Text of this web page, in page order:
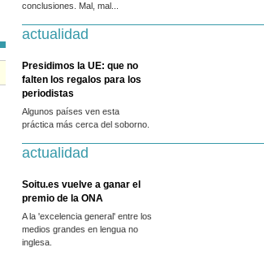
conclusiones. Mal, mal...
actualidad
Presidimos la UE: que no
falten los regalos para los
periodistas
Algunos países ven esta
práctica más cerca del soborno.
actualidad
Soitu.es vuelve a ganar el
premio de la ONA
A la 'excelencia general' entre los
medios grandes en lengua no
inglesa.